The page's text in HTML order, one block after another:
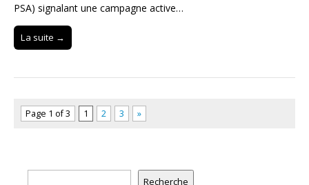
PSA) signalant une campagne active…
La suite →
Page 1 of 3 1 2 3 »
Recherche